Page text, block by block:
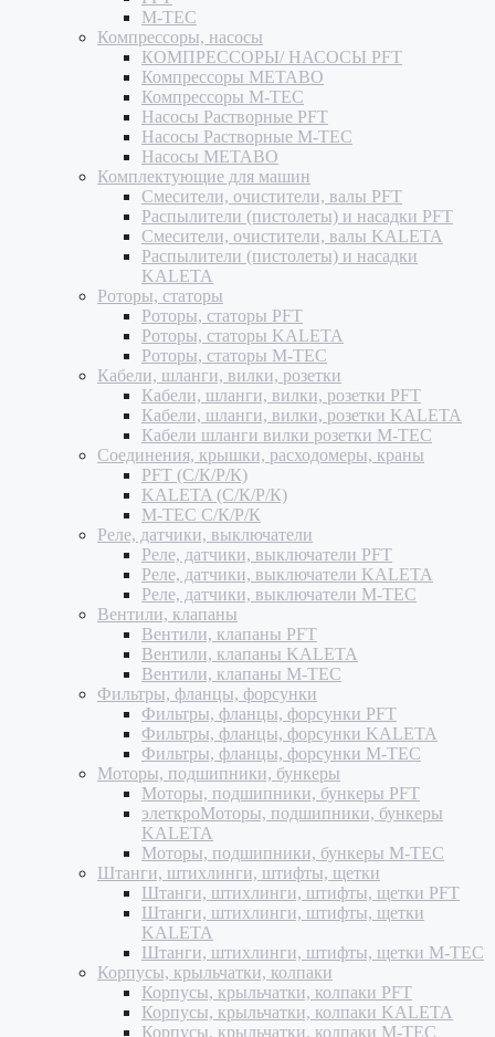
M-TEC
Компрессоры, насосы
КОМПРЕССОРЫ/ НАСОСЫ PFT
Компрессоры METABO
Компрессоры M-TEC
Насосы Растворные PFT
Насосы Растворные M-TEC
Насосы METABO
Комплектующие для машин
Смесители, очистители, валы PFT
Распылители (пистолеты) и насадки PFT
Смесители, очистители, валы KALETA
Распылители (пистолеты) и насадки
KALETA
Роторы, статоры
Роторы, статоры PFT
Роторы, статоры KALETA
Роторы, статоры M-TEC
Кабели, шланги, вилки, розетки
Кабели, шланги, вилки, розетки PFT
Кабели, шланги, вилки, розетки KALETA
Кабели шланги вилки розетки M-TEC
Соединения, крышки, расходомеры, краны
PFT (С/К/Р/К)
KALETA (С/К/Р/К)
M-TEC С/К/Р/К
Реле, датчики, выключатели
Реле, датчики, выключатели PFT
Реле, датчики, выключатели KALETA
Реле, датчики, выключатели M-TEC
Вентили, клапаны
Вентили, клапаны PFT
Вентили, клапаны KALETA
Вентили, клапаны M-TEC
Фильтры, фланцы, форсунки
Фильтры, фланцы, форсунки PFT
Фильтры, фланцы, форсунки KALETA
Фильтры, фланцы, форсунки M-TEC
Моторы, подшипники, бункеры
Моторы, подшипники, бункеры PFT
элеткроМоторы, подшипники, бункеры
KALETA
Моторы, подшипники, бункеры M-TEC
Штанги, штихлинги, штифты, щетки
Штанги, штихлинги, штифты, щетки PFT
Штанги, штихлинги, штифты, щетки
KALETA
Штанги, штихлинги, штифты, щетки M-TEC
Корпусы, крыльчатки, колпаки
Корпусы, крыльчатки, колпаки PFT
Корпусы, крыльчатки, колпаки KALETA
Корпусы, крыльчатки, колпаки M-TEC